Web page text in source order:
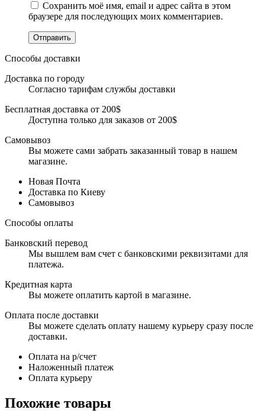
Сохранить моё имя, email и адрес сайта в этом
браузере для последующих моих комментариев.
Отправить
Способы доставки
Доставка по городу
Согласно тарифам службы доставки
Бесплатная доставка от 200$
Доступна только для заказов от 200$
Самовывоз
Вы можете сами забрать заказанный товар в нашем
магазине.
Новая Почта
Доставка по Киеву
Самовывоз
Способы оплаты
Банковский перевод
Мы вышлем вам счет с банковскими реквизитами для
платежа.
Кредитная карта
Вы можете оплатить картой в магазине.
Оплата после доставки
Вы можете сделать оплату нашему курьеру сразу после
доставки.
Оплата на р/счет
Наложенный платеж
Оплата курьеру
Похожие товары